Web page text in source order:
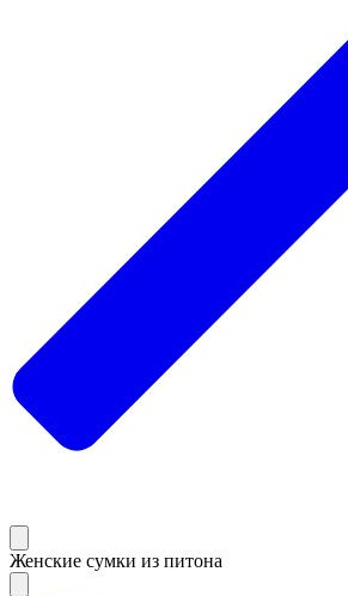
Женские сумки из питона